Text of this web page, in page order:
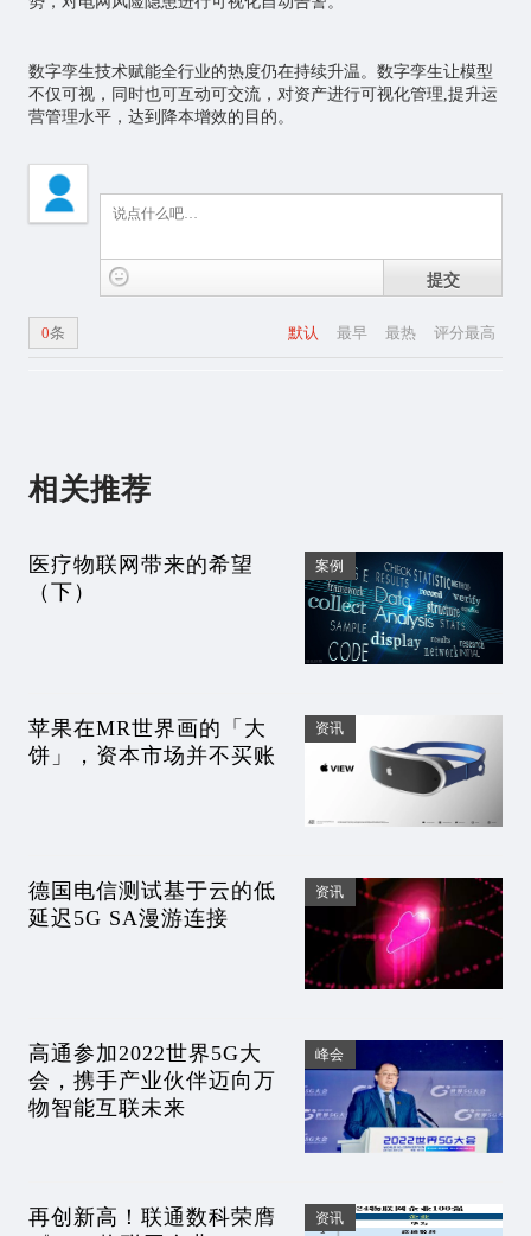
数字孪生技术赋能全行业的热度仍在持续升温。数字孪生让模型
不仅可视，同时也可互动可交流，对资产进行可视化管理,提升运
营管理水平，达到降本增效的目的。
提交
默认 最早 最热 评分最高
0条
相关推荐
医疗物联网带来的希望
（下）
案例
苹果在MR世界画的「大
饼」，资本市场并不买账
资讯
德国电信测试基于云的低
延迟5G SA漫游连接
资讯
高通参加2022世界5G大
会，携手产业伙伴迈向万
物智能互联未来
峰会
再创新高！联通数科荣膺
资讯